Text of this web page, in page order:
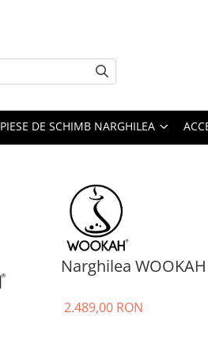
PIESE DE SCHIMB NARGHILEA
Narghilea
2.489,00 RON